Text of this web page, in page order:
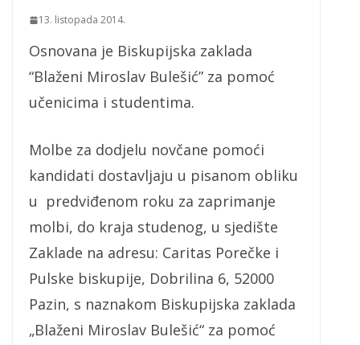
13. listopada 2014.
Osnovana je Biskupijska zaklada
“Blaženi Miroslav Bulešić” za pomoć
učenicima i studentima.
Molbe za dodjelu novčane pomoći
kandidati dostavljaju u pisanom obliku
u predviđenom roku za zaprimanje
molbi, do kraja studenog, u sjedište
Zaklade na adresu: Caritas Porečke i
Pulske biskupije, Dobrilina 6, 52000
Pazin, s naznakom Biskupijska zaklada
„Blaženi Miroslav Bulešić“ za pomoć